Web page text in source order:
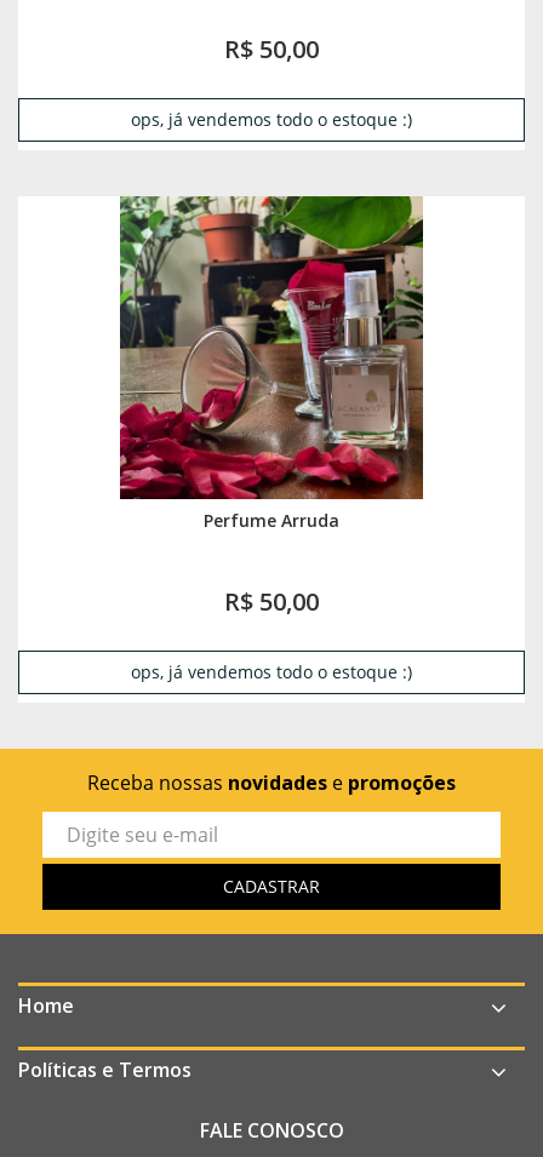
R$ 50,00
ops, já vendemos todo o estoque :)
Perfume Arruda
R$ 50,00
ops, já vendemos todo o estoque :)
Receba nossas novidades e promoções
Home
Políticas e Termos
FALE CONOSCO